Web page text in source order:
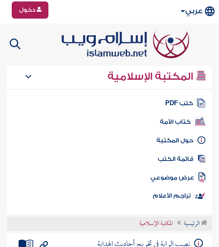
عربي دخول
المكتبة الإسلامية
كتب PDF
كتاب الأمة
المكتبة
الكتب
موضوعي
تراجم الأعلام
الرئيسية المكتبة الإسلامية